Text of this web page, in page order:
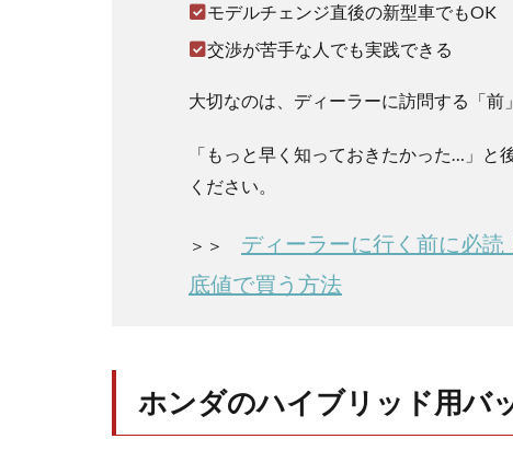
1.1.1
ホンダ
ーの違
い
モデルチェンジ直後の新型車でもOK
交渉が苦手な人でも実践できる
大切なのは、ディーラーに訪問する「前
「もっと早く知っておきたかった…」
ください。
＞＞ ディーラーに行く前に必
底値で買う方法
ホンダのハイブリッド用バ